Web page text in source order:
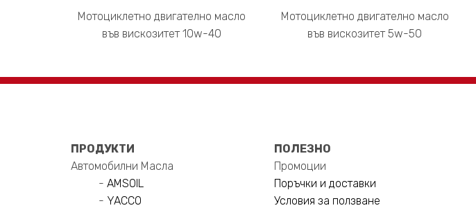
Мотоциклетно двигателно масло
във вискозитет 10w-40
Мотоциклетно двигателно масло
във вискозитет 5w-50
ПРОДУКТИ
Автомобилни Масла
- AMSOIL
- YACCO
ПОЛЕЗНО
Промоции
Поръчки и доставки
Условия за ползване